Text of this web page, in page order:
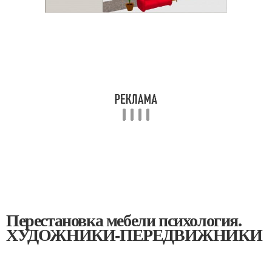
Перестановка мебели психология.
ХУДОЖНИКИ-ПЕРЕДВИЖНИКИ